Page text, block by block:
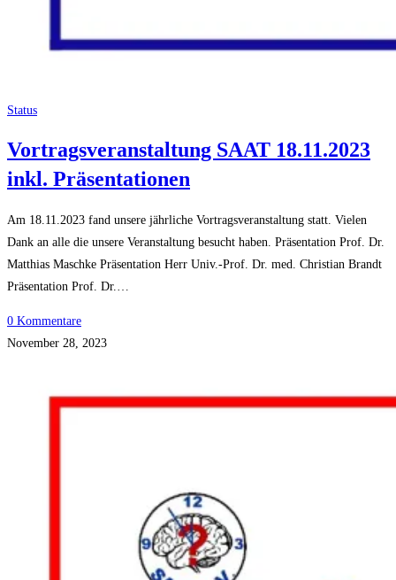
Status
Vortragsveranstaltung SAAT 18.11.2023
inkl. Präsentationen
Am 18.11.2023 fand unsere jährliche Vortragsveranstaltung statt. Vielen
Dank an alle die unsere Veranstaltung besucht haben. Präsentation Prof. Dr.
Matthias Maschke Präsentation Herr Univ.-Prof. Dr. med. Christian Brandt
Präsentation Prof. Dr.…
0 Kommentare
November 28, 2023